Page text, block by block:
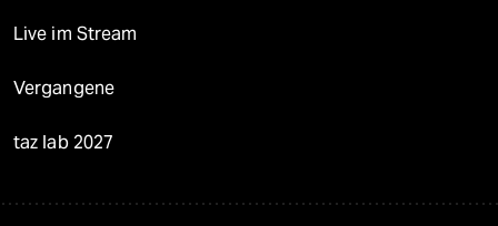
Live im Stream
Vergangene
taz lab 2027